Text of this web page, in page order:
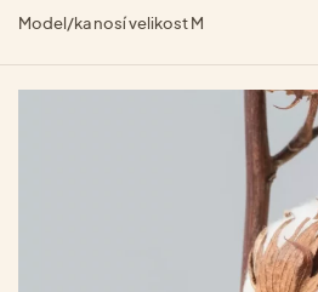
Model/ka nosí velikost M